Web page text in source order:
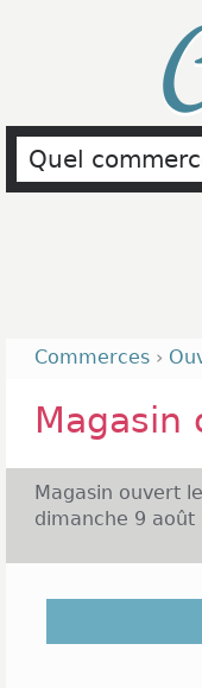
Commerces ›
Magasin
Magasin ouvert
dimanche 9 août
Dreux est une
Elle compte un